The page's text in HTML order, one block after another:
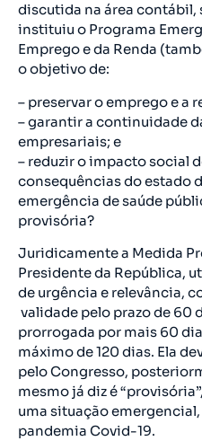
discutida na área contábil,
instituiu o Programa
Emprego e da Renda
o objetivo de:
– preservar o emprego e a
– garantir a continuidade
empresariais; e
– reduzir o impacto social
consequências do estado
emergência de saúde
provisória?
Juridicamente a Medida
Presidente da República,
de urgência e relevância,
validade pelo prazo de 60
prorrogada por mais 60
máximo de 120 dias. Ela
pelo Congresso,
mesmo já diz é
uma situação
pandemia Covid-19.